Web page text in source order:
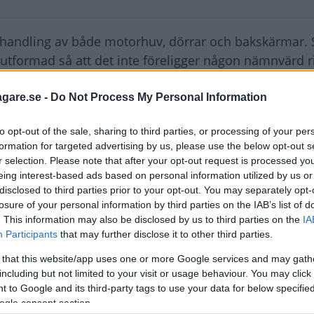
- Do Not Process My Personal Information
opt-out of the sale, sharing to third parties, or processing of your
for targeted advertising by us, please use the below opt-out
selection. Please note that after your opt-out request is processed
interest-based ads based on personal information utilized by us
to third parties prior to your opt-out. You may separately
of your personal information by third parties on the IAB’s list of
This information may also be disclosed by us to third parties on the
Participants that may further disclose it to other third parties.
that this website/app uses one or more Google services and may
but not limited to your visit or usage behaviour. You may
to Google and its third-party tags to use your data for below
consent section.
av både motorhuv, dörrar och bakskärmar.
så att det inte föreligger någon nämnvärd
huv och hörnskarvar. De främre innerskärmarna
en rostrisk. Slitskyddet är tunt.
rostskyddssynpunkt jämfört med den förra.